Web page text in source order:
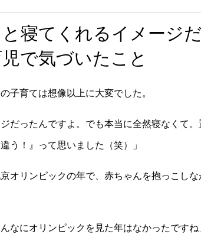
寝てくれるイメージ
で気づいたこと
子育ては想像以上に大変でした。
だったんですよ。でも本当に全然寝なくて。
う！』って思いました（笑）」
オリンピックの年で、赤ちゃんを抱っこしな
なにオリンピックを見た年はなかったですね